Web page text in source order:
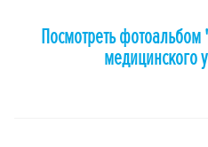
Посмотреть
медицинского